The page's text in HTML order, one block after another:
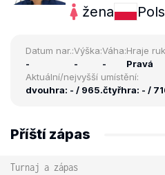
žena
Datum nar.:
-
Výška:
-
Váha:
-
Hraje
Pravá
Aktuální/nejvyšší umístění:
dvouhra: - / 965.čtyřhra: - /
Příští zápas
Turnaj a zápas